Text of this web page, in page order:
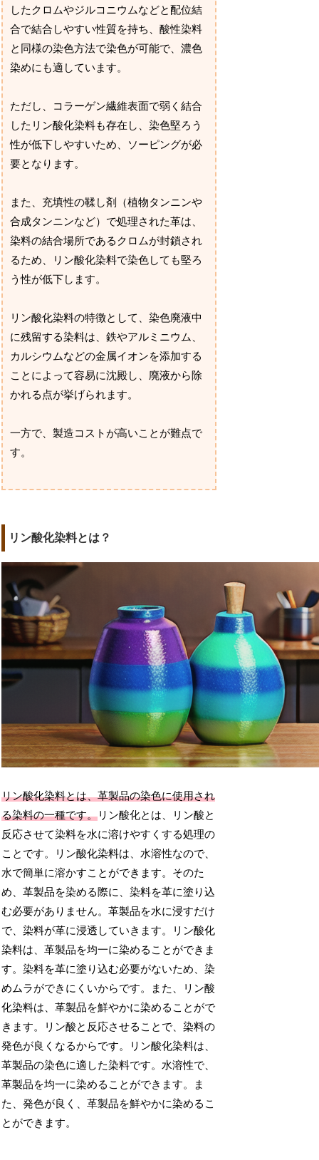
したクロムやジルコニウムなどと配位結
合で結合しやすい性質を持ち、酸性染料
と同様の染色方法で染色が可能で、濃色
染めにも適しています。
ただし、コラーゲン繊維表面で弱く結合
したリン酸化染料も存在し、染色堅ろう
性が低下しやすいため、ソーピングが必
要となります。
また、充填性の鞣し剤（植物タンニンや
合成タンニンなど）で処理された革は、
染料の結合場所であるクロムが封鎖され
るため、リン酸化染料で染色しても堅ろ
う性が低下します。
リン酸化染料の特徴として、染色廃液中
に残留する染料は、鉄やアルミニウム、
カルシウムなどの金属イオンを添加する
ことによって容易に沈殿し、廃液から除
かれる点が挙げられます。
一方で、製造コストが高いことが難点で
す。
リン酸化染料とは？
リン酸化染料とは、革製品の染色に使用され
る染料の一種です。リン酸化とは、リン酸と
反応させて染料を水に溶けやすくする処理の
ことです。リン酸化染料は、水溶性なので、
水で簡単に溶かすことができます。そのた
め、革製品を染める際に、染料を革に塗り込
む必要がありません。革製品を水に浸すだけ
で、染料が革に浸透していきます。リン酸化
染料は、革製品を均一に染めることができま
す。染料を革に塗り込む必要がないため、染
めムラができにくいからです。また、リン酸
化染料は、革製品を鮮やかに染めることがで
きます。リン酸と反応させることで、染料の
発色が良くなるからです。リン酸化染料は、
革製品の染色に適した染料です。水溶性で、
革製品を均一に染めることができます。ま
た、発色が良く、革製品を鮮やかに染めるこ
とができます。